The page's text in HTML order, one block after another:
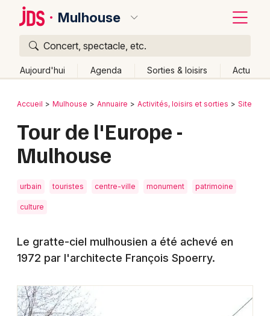
Mulhouse
Concert, spectacle, etc.
Aujourd'hui Agenda Sorties & loisirs Actu
Publier un événement
Activité & Expérience
Manifestations
Foires & salons
Spectacles
Bordeaux
Colmar
Mulhouse
Nantes
Retour
Accueil Mulhouse Annuaire Activités, loisirs et sorties Site
Tour de l'Europe -
Mulhouse
urbain touristes centre-ville monument patrimoine
culture
Le gratte-ciel mulhousien a été achevé en
1972 par l'architecte François Spoerry.
Quoi ?
Où ?
Partout
Près de moi Changer de lieu
Quand ?